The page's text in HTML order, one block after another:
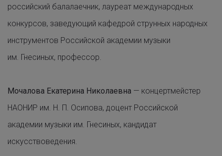
российский балалаечник, лауреат международных
конкурсов, заведующий кафедрой струнных народных
инструментов Российской академии музыки
им. Гнесиных, профессор.
Мочалова Екатерина Николаевна — концертмейстер
НАОНИР им. Н. П. Осипова, доцент Российской
академии музыки им. Гнесиных, кандидат
искусствоведения.